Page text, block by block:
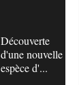
Découverte
d'une nouvelle
espèce d'...